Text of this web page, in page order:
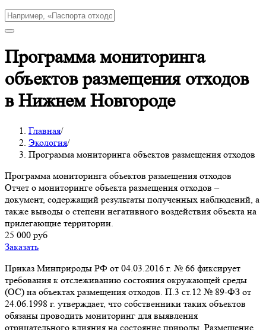
Программа мониторинга
объектов размещения отходов
в Нижнем Новгороде
Главная/
Экология/
Программа мониторинга объектов размещения отходов
Программа мониторинга объектов размещения отходов
Отчет о мониторинге объекта размещения отходов –
документ, содержащий результаты полученных наблюдений, а
также выводы о степени негативного воздействия объекта на
прилегающие территории.
25 000 руб
Заказать
Приказ Минприроды РФ от 04.03.2016 г. № 66 фиксирует
требования к отслеживанию состояния окружающей среды
(ОС) на объектах размещения отходов. П.3 ст.12 № 89-ФЗ от
24.06.1998 г. утверждает, что собственники таких объектов
обязаны проводить мониторинг для выявления
отрицательного влияния на состояние природы. Размещение